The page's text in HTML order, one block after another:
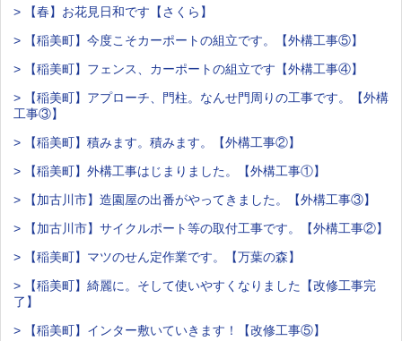
> 【春】お花見日和です【さくら】
> 【稲美町】今度こそカーポートの組立です。【外構工事⑤】
> 【稲美町】フェンス、カーポートの組立です【外構工事④】
> 【稲美町】アプローチ、門柱。なんせ門周りの工事です。【外構
工事③】
> 【稲美町】積みます。積みます。【外構工事②】
> 【稲美町】外構工事はじまりました。【外構工事①】
> 【加古川市】造園屋の出番がやってきました。【外構工事③】
> 【加古川市】サイクルポート等の取付工事です。【外構工事②】
> 【稲美町】マツのせん定作業です。【万葉の森】
> 【稲美町】綺麗に。そして使いやすくなりました【改修工事完
了】
> 【稲美町】インター敷いていきます！【改修工事⑤】